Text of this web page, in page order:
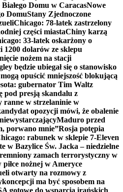
Domu w CaracasNowe
DomuStany Zjednoczone
Chicago: 78-latek zastrzelony
części miastaChiny karzą
33-latek oskarżony o
dolarów ze sklepu
nożem na stacji
będzie ubiegał się o stanowisko
opuścić mniejszość blokującą
gubernator Tim Waltz
pod presją skandalu z
ranne w strzelaninie w
opozycji mówi, że obalenie
Maduro przed
porwano mnie”Rosja potępia
rabunek w sklepie 7-Eleven
w Bazylice Św. Jacka – niedzielne
zamach terrorystyczny w
nożnej w Ameryce
otwarty na rozmowy z
ma być sposobem na
gotowe do wsparcia irańskich